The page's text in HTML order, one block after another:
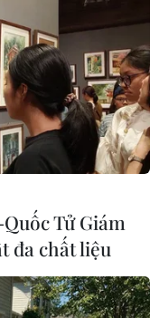
Tử Giám
đa chất liệu